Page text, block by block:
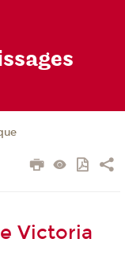
Victoria